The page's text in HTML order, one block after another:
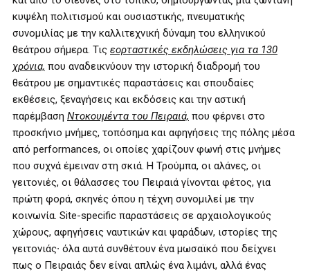
κυψέλη πολιτισμού και ουσιαστικής, πνευματικής
συνομιλίας με την καλλιτεχνική δύναμη του ελληνικού
θεάτρου σήμερα. Τις εορταστικές εκδηλώσεις για τα 130
χρόνια, που αναδεικνύουν την ιστορική διαδρομή του
θεάτρου με σημαντικές παραστάσεις και σπουδαίες
εκθέσεις, ξεναγήσεις και εκδόσεις και την αστική
παρέμβαση Ντοκουμέντα του Πειραιά, που φέρνει στο
προσκήνιο μνήμες, τοπόσημα και αφηγήσεις της πόλης μέσα
από performances, οι οποίες χαρίζουν φωνή στις μνήμες
που συχνά έμειναν στη σκιά. Η Τρούμπα, οι αλάνες, οι
γειτονιές, οι θάλασσες του Πειραιά γίνονται φέτος, για
πρώτη φορά, σκηνές όπου η τέχνη συνομιλεί με την
κοινωνία. Site-specific παραστάσεις σε αρχαιολογικούς
χώρους, αφηγήσεις ναυτικών και ψαράδων, ιστορίες της
γειτονιάς∙ όλα αυτά συνθέτουν ένα μωσαϊκό που δείχνει
πως ο Πειραιάς δεν είναι απλώς ένα λιμάνι, αλλά ένας